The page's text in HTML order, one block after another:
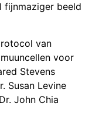
fijnmaziger beeld
van
voor
Stevens
Susan Levine
John Chia